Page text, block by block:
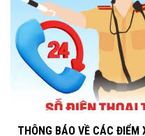
THÔNG BÁO VỀ CÁC ĐIỂM